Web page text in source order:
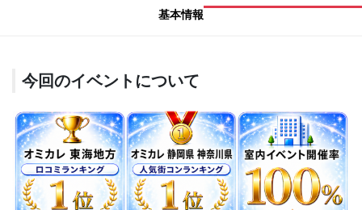
基本情報
今回のイベントについて